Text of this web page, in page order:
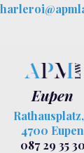
Eupen
4700 Eupen
087 29 35 30